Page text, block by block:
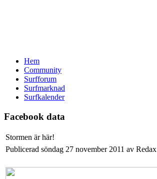
Hem
Community
Surfforum
Surfmarknad
Surfkalender
Facebook data
Stormen är här!
Publicerad söndag 27 november 2011 av Redax